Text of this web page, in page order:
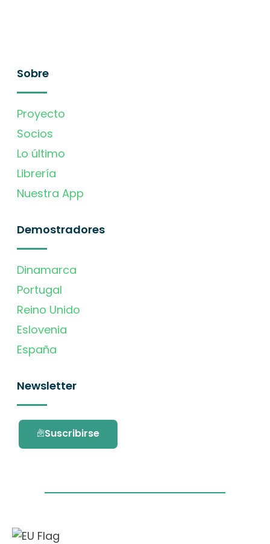
Sobre
Proyecto
Socios
Lo último
Librería
Nuestra App
Demostradores
Dinamarca
Portugal
Reino Unido
Eslovenia
España
Newsletter
Suscribirse